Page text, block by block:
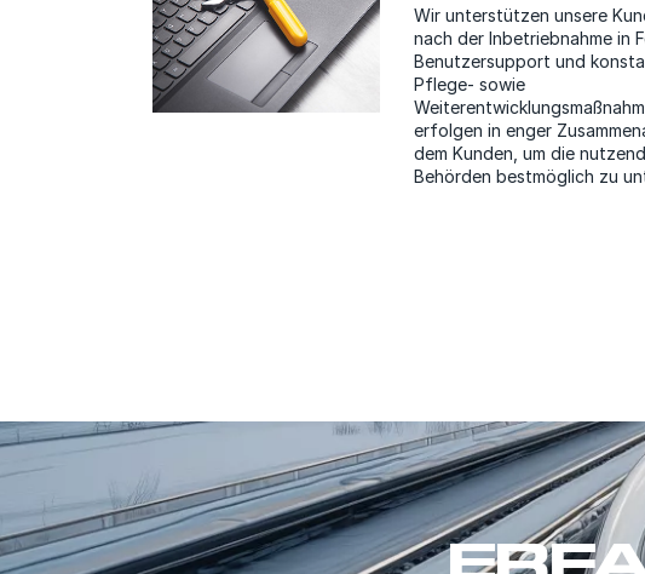
Wir unterstützen unsere
nach der Inbetriebnahme in
Benutzersupport und
Pflege- sowie
erfolgen in enger
dem Kunden, um die
Behörden bestmöglich zu